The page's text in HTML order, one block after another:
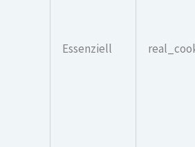
Essenziell